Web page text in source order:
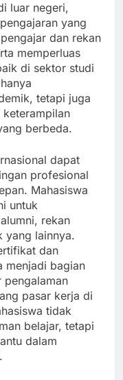
luar negeri,
yang
dan rekan
memperluas
di sektor studi
tetapi juga
berbeda.
dapat
profesional
Mahasiswa
untuk
rekan
yang lainnya.
dan
menjadi bagian
pasar kerja di
tidak
belajar, tetapi
dalam